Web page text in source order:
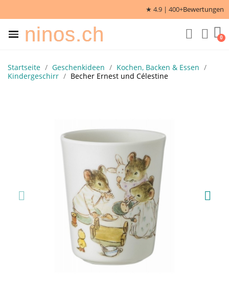
★ 4.9 | 400+Bewertungen
ninos.ch
Startseite Geschenkideen
Kochen, Backen & Essen
Kindergeschirr
Becher Ernest und Célestine